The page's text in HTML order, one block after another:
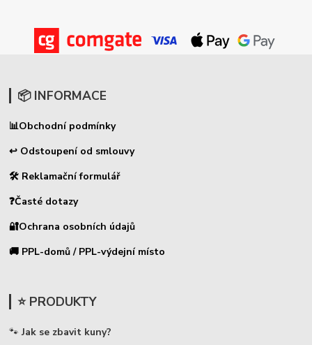
📦 INFORMACE
📊Obchodní podmínky
↩ Odstoupení od smlouvy
🛠 Reklamační formulář
❓Časté dotazy
🔐Ochrana osobních údajů
🚚 PPL-domů / PPL-výdejní místo
⭐ PRODUKTY
🐾 Jak se zbavit kuny?